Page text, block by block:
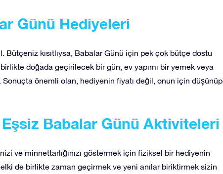
Günü Hediyeleri
Bütçeniz kısıtlıysa, Babalar Günü için pek çok bütçe dostu
doğada geçirilecek bir gün, ev yapımı bir yemek veya
önemli olan, hediyenin fiyatı değil, onun için düşünüp
Babalar Günü Aktiviteleri
ve minnettarlığınızı göstermek için fiziksel bir hediyenin
de birlikte zaman geçirmek ve yeni anılar biriktirmek sizin